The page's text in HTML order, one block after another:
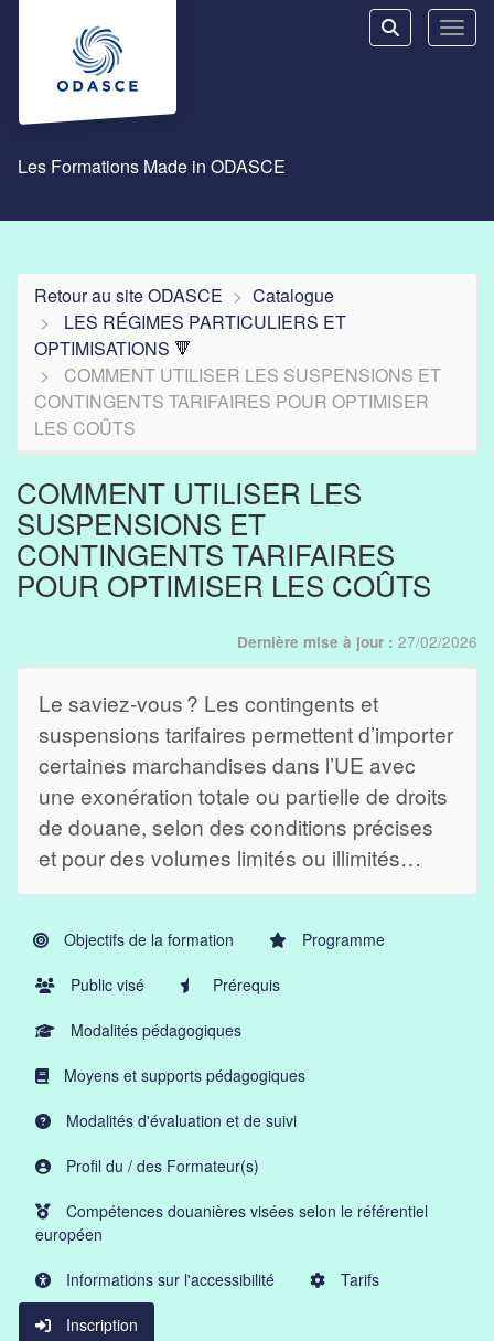
Aller au menu principal
Aller au contenu principal
Personnaliser l'interface
Rechercher
Les Formations Made in ODASCE
Retour au site ODASCE
Catalogue
LES RÉGIMES PARTICULIERS ET
OPTIMISATIONS 🔻
COMMENT UTILISER LES SUSPENSIONS ET
CONTINGENTS TARIFAIRES POUR OPTIMISER
LES COÛTS
COMMENT UTILISER LES
SUSPENSIONS ET
CONTINGENTS TARIFAIRES
POUR OPTIMISER LES COÛTS
Dernière mise à jour : 27/02/2026
Le saviez-vous ? Les contingents et
suspensions tarifaires permettent d’importer
certaines marchandises dans l’UE avec
une exonération totale ou partielle de droits
de douane, selon des conditions précises
et pour des volumes limités ou illimités…
Objectifs de la formation Programme
Public visé Prérequis
Modalités pédagogiques
Moyens et supports pédagogiques
Modalités d'évaluation et de suivi
Profil du / des Formateur(s)
Compétences douanières visées selon le référentiel
européen
Informations sur l'accessibilité Tarifs
Inscription